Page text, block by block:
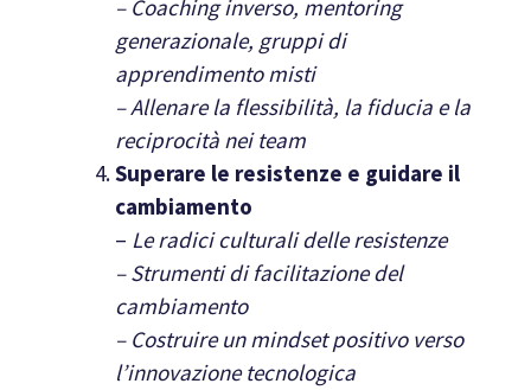
– Coaching inverso, mentoring
generazionale, gruppi di
apprendimento misti
– Allenare la flessibilità, la fiducia e la
reciprocità nei team
Superare le resistenze e guidare il
cambiamento
– Le radici culturali delle resistenze
– Strumenti di facilitazione del
cambiamento
– Costruire un mindset positivo verso
l’innovazione tecnologica